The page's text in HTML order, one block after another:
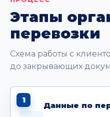
Этапы
перевозки
Схема работы с
до закрывающих
1
Данные по